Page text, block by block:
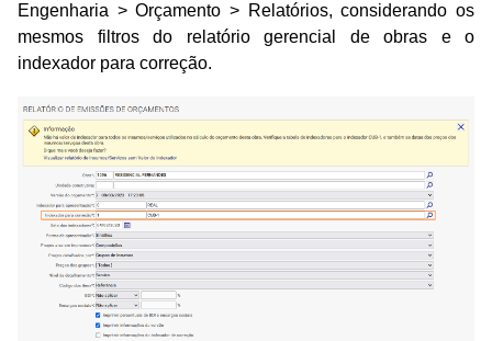
Engenharia > Orçamento > Relatórios, considerando os
mesmos filtros do relatório gerencial de obras e o
indexador para correção.